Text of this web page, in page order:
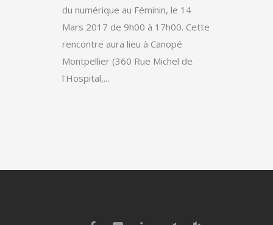
du numérique au Féminin, le 14
Mars 2017 de 9h00 à 17h00. Cette
rencontre aura lieu à Canopé
Montpellier (360 Rue Michel de
l'Hospital,...